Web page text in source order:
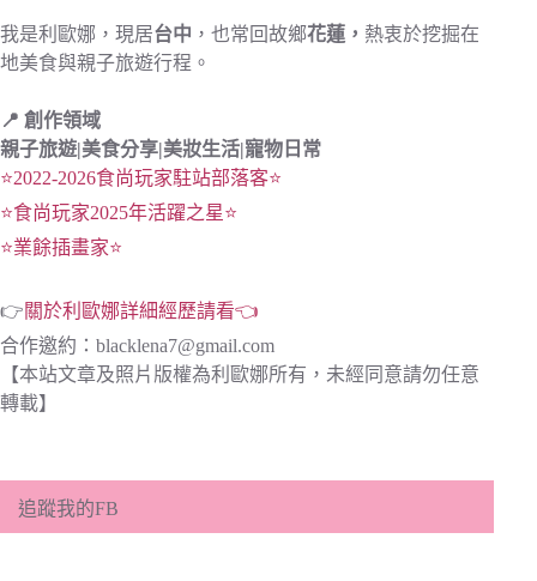
我是利歐娜，現居台中 ，也常回故鄉花蓮， 熱衷於挖掘在
地美食與親子旅遊行程。
📍 創作領域
親子旅遊|美食分享|美妝生活|寵物日常
⭐2022-2026食尚玩家駐站部落客⭐
⭐食尚玩家2025年活躍之星⭐
⭐業餘插畫家⭐
👉關於利歐娜詳細經歷請看👈
合作邀約： blacklena7@gmail.com
【本站文章及照片版權為利歐娜所有，未經同意請勿任意
轉載】
追蹤我的FB